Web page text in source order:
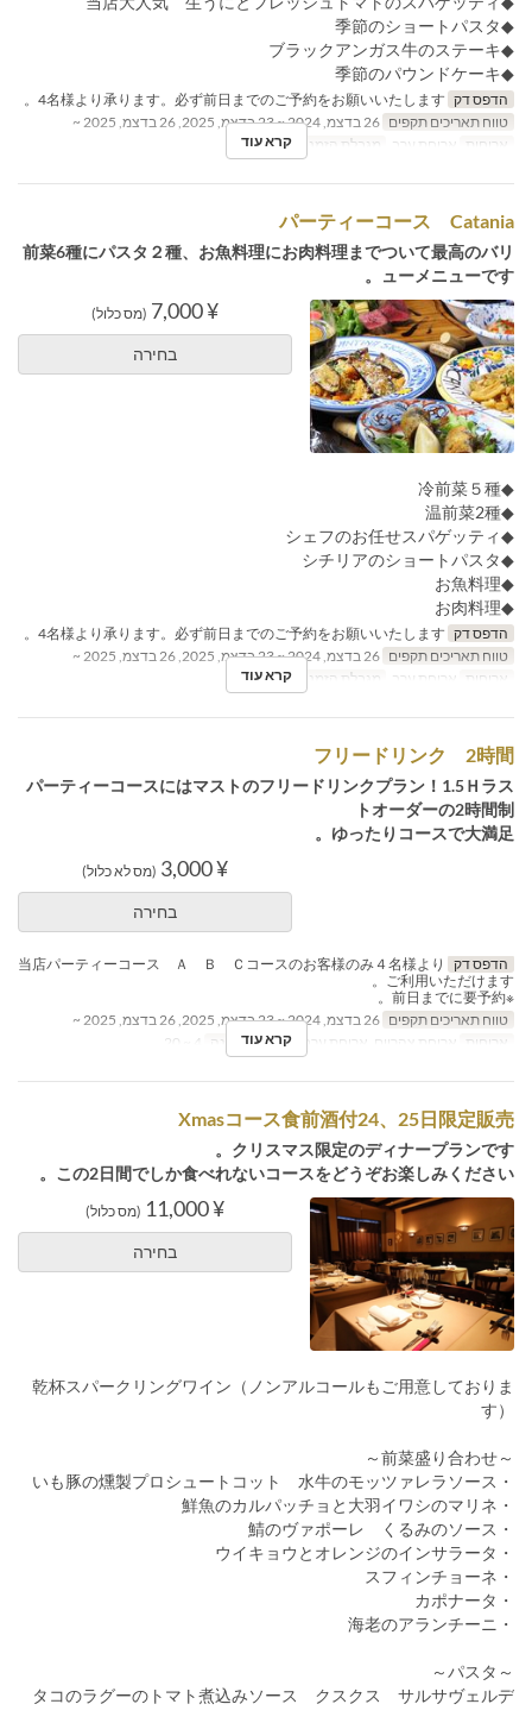
◆季節のショートパスタ
◆ブラックアンガス牛のステーキ
◆季節のパウンドケーキ
הדפס דק
טווח תאריכים תקפים
ארוחות ארוחת ערב מגבלת הזמנה 4 ~ 20קרא עוד
パーティーコース Catania
前菜6種にパスタ２種、お魚料理にお肉料理までついて最高のバリ
ューメニューです。
¥ 7,000 (מס כלול)
בחירה
◆冷前菜５種
◆温前菜2種
◆シェフのお任せスパゲッティ
◆シチリアのショートパスタ
◆お魚料理
◆お肉料理
הדפס דק
טווח תאריכים תקפים
ארוחות ארוחת ערב מגבלת הזמנה 4 ~ 20קרא עוד
フリードリンク 2時間
パーティーコースにはマストのフリードリンクプラン！1.5Ｈラス
トオーダーの2時間制
ゆったりコースで大満足。
¥ 3,000 (מס לא כלול)
בחירה
הדפס דק
当店パーティーコース Ａ Ｂ Ｃコースのお客様のみ４名様より
ご利用いただけます。
※前日までに要予約。
טווח תאריכים תקפים
ארוחות ארוחת צהריים, ארוחת ערב מגבלת הזמנה
קרא עוד
Xmasコース食前酒付24、25日限定販売
クリスマス限定のディナープランです。
この2日間でしか食べれないコースをどうぞお楽しみください。
¥ 11,000 (מס כלול)
בחירה
乾杯スパークリングワイン（ノンアルコールもご用意しておりま
す）
～前菜盛り合わせ～
・いも豚の燻製プロシュートコット 水牛のモッツァレラソース
・鮮魚のカルパッチョと大羽イワシのマリネ
・鯖のヴァポーレ くるみのソース
・ウイキョウとオレンジのインサラータ
・スフィンチョーネ
・カポナータ
・海老のアランチーニ
～パスタ～
タコのラグーのトマト煮込みソース クスクス サルサヴェルデ